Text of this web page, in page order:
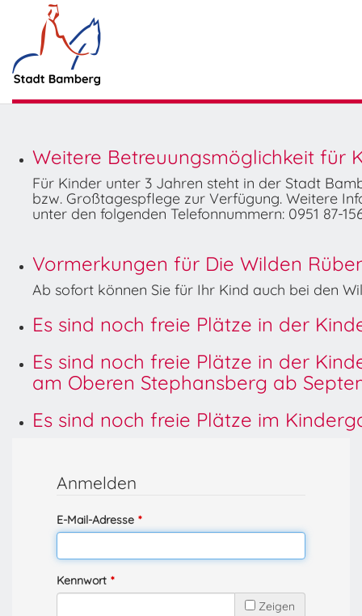
Weitere Betreuungsmöglichkeit für
Für Kinder unter 3 Jahren steht in der Stadt
bzw. Großtagespflege zur Verfügung. Weitere
unter den folgenden Telefonnummern: 0951 87-
Vormerkungen für Die Wilden
Ab sofort können Sie für Ihr Kind auch bei den
Es sind noch freie Plätze in der
Es sind noch freie Plätze in der
am Oberen Stephansberg ab
Es sind noch freie Plätze im
Anmelden
E-Mail-Adresse
Kennwort
Zeigen